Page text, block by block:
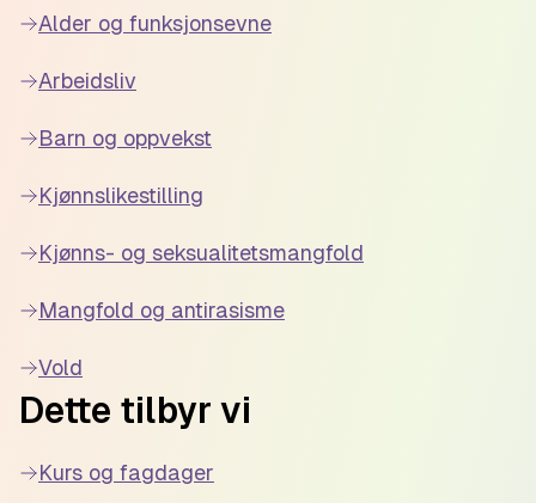
Alder og funksjonsevne
Arbeidsliv
Barn og oppvekst
Kjønnslikestilling
Kjønns- og seksualitetsmangfold
Mangfold og antirasisme
Vold
Dette tilbyr vi
Kurs og fagdager